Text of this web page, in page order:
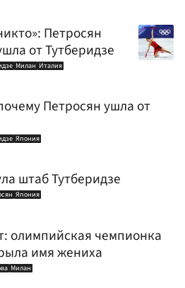
Петросян
от Тутберидзе
Милан Италия
Петросян ушла от
Япония
штаб Тутберидзе
Япония
олимпийская чемпионка
имя жениха
Милан